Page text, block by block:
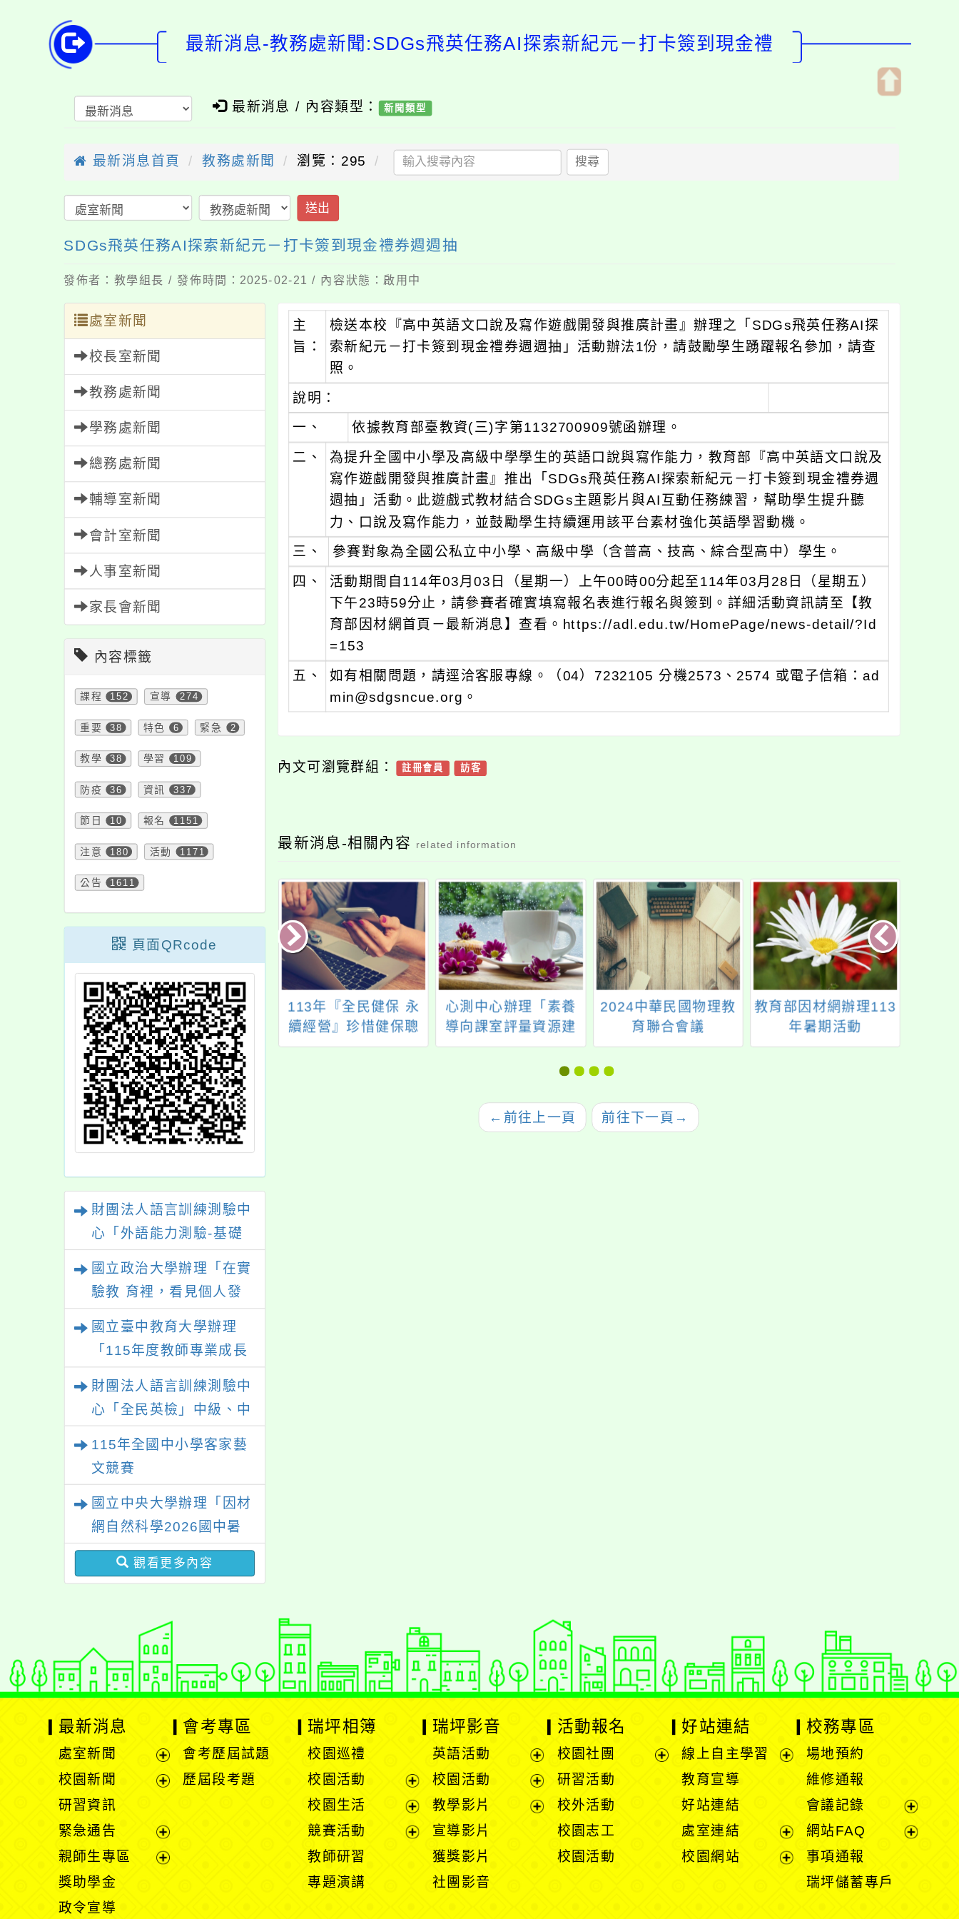
最新消息-教務處新聞:SDGs飛英任務AI探索新紀元－打卡簽到現金禮
最新消息 / 內容類型： 新聞類型
最新消息首頁 教務處新聞 瀏覽：295 搜尋
送出
SDGs飛英任務AI探索新紀元－打卡簽到現金禮券週週抽
發佈者：教學組長 / 發佈時間：2025-02-21 / 內容狀態：啟用中
處室新聞
校長室新聞
教務處新聞
學務處新聞
總務處新聞
輔導室新聞
會計室新聞
人事室新聞
家長會新聞
內容標籤
課程 152 宣導 274
重要 38 特色 6 緊急 2
教學 38 學習 109
防疫 36 資訊 337
節日 10 報名 1151
注意 180 活動 1171
公告 1611
頁面QRcode
財團法人語言訓練測驗中
心「外語能力測驗-基礎
國立政治大學辦理「在實
驗教 育裡，看見個人發
展的可能性」
國立臺中教育大學辦理
「115年度教師專業成長
財團法人語言訓練測驗中
心「全民英檢」中級、中
115年全國中小學客家藝
文競賽
國立中央大學辦理「因材
網自然科學2026國中暑
期課程」
觀看更多內容
主
旨：
檢送本校『高中英語文口說及寫作遊戲開發與推廣計畫』辦理之「SDGs飛英任務AI探
索新紀元－打卡簽到現金禮券週週抽」活動辦法1份，請鼓勵學生踴躍報名參加，請查
照。
說明：
一、
依據教育部臺教資(三)字第1132700909號函辦理。
二、 為提升全國中小學及高級中學學生的英語口說與寫作能力，教育部『高中英語文口說及
寫作遊戲開發與推廣計畫』推出「SDGs飛英任務AI探索新紀元－打卡簽到現金禮券週
週抽」活動。此遊戲式教材結合SDGs主題影片與AI互動任務練習，幫助學生提升聽
力、口說及寫作能力，並鼓勵學生持續運用該平台素材強化英語學習動機。
三、
參賽對象為全國公私立中小學、高級中學（含普高、技高、綜合型高中）學生。
四、
活動期間自114年03月03日（星期一）上午00時00分起至114年03月28日（星期五）
下午23時59分止，請參賽者確實填寫報名表進行報名與簽到。詳細活動資訊請至【教
育部因材網首頁－最新消息】查看。https://adl.edu.tw/HomePage/news-detail/?Id
=153
五、
如有相關問題，請逕洽客服專線。（04）7232105 分機2573、2574 或電子信箱：ad
min@sdgsncue.org。
內文可瀏覽群組： 註冊會員 訪客
最新消息-相關內容 related information
學辦理「中小
教育成果分享
國際研討會」
國立臺北藝術大學辦
理【感知的共鳴：捕
捉科技與人文的脈
動】
113年『全民健保 永
續經營』珍惜健保聰
明就醫科技輔助教學
心測中心辦理「素養
導向課室評量資源建
置暨推廣計畫」—製
作「112年度探究實作
小自然科學)」影片
2024中華民國物理教
育聯合會議
教育部因材網辦理113
年暑期活動
← 前往上一頁 前往下一頁 →
最新消息
處室新聞
展
單
校園新聞
開
選
單
研習資訊
緊急通告
展
開
親師生專區
獎助學金
政令宣導
會考專區
會考歷屆試題
歷屆段考題
瑞坪相簿
校園巡禮
校園活動
展
開
選
校園生活
展
開
競賽活動
教師研習
專題演講
瑞坪影音
英語活動
展
選
校園活動
展
開
教學影片
宣導影片
獲獎影片
社團影音
活動報名
校園社團
研習活動
校外活動
校園志工
校園活動
好站連結
線上自主學習
單
教育宣導
好站連結
處室連結
展
開
校園網站
校務專區
場地預約
維修通報
會議記錄
展
開
網站FAQ
事項通報
瑞坪儲蓄專戶